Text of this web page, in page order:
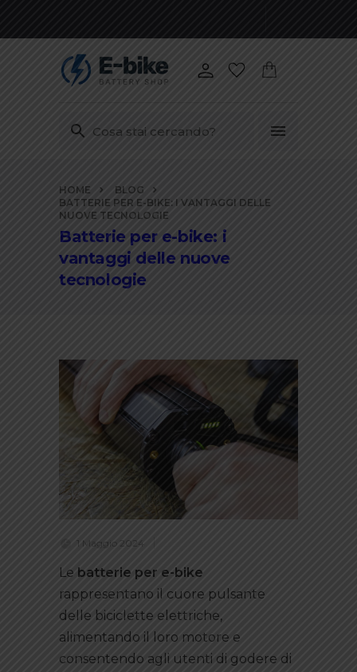
contenuti
HOME
BLOG
BATTERIE PER E-BIKE: I VANTAGGI DELLE
NUOVE TECNOLOGIE
Batterie per e-bike: i
vantaggi delle nuove
tecnologie
1 Maggio 2024
Le batterie per e-bike
rappresentano il cuore pulsante
delle biciclette elettriche,
alimentando il loro motore e
consentendo agli utenti di godere di